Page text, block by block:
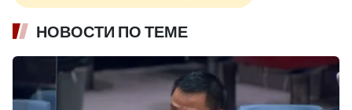
НОВОСТИ ПО ТЕМЕ